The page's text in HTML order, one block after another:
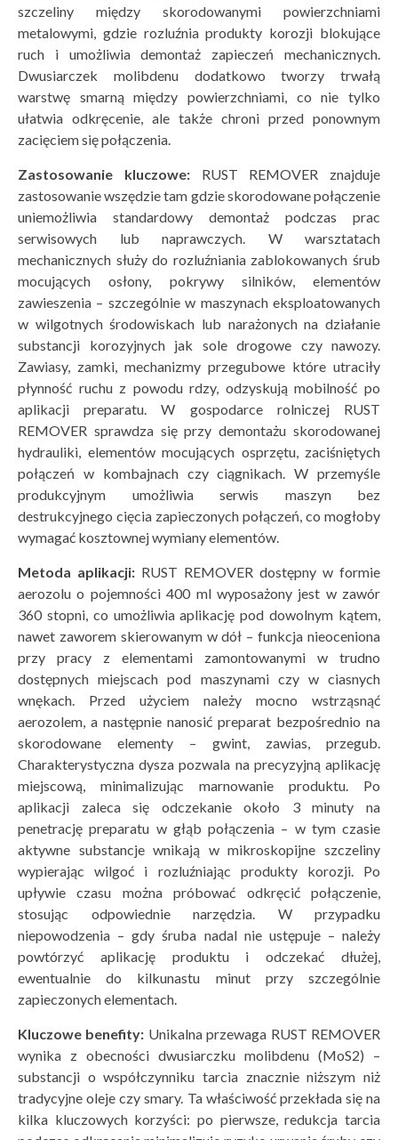
szczeliny między skorodowanymi powierzchniami
metalowymi, gdzie rozluźnia produkty korozji blokujące
ruch i umożliwia demontaż zapieczeń mechanicznych.
Dwusiarczek molibdenu dodatkowo tworzy trwałą
warstwę smarną między powierzchniami, co nie tylko
ułatwia odkręcenie, ale także chroni przed ponownym
zacięciem się połączenia.
Zastosowanie kluczowe:RUST REMOVER znajduje
zastosowanie wszędzie tam gdzie skorodowane połączenie
uniemożliwia standardowy demontaż podczas prac
serwisowych lub naprawczych. W warsztatach
mechanicznych służy do rozluźniania zablokowanych śrub
mocujących osłony, pokrywy silników, elementów
zawieszenia – szczególnie w maszynach eksploatowanych
w wilgotnych środowiskach lub narażonych na działanie
substancji korozyjnych jak sole drogowe czy nawozy.
Zawiasy, zamki, mechanizmy przegubowe które utraciły
płynność ruchu z powodu rdzy, odzyskują mobilność po
aplikacji preparatu. W gospodarce rolniczej RUST
REMOVER sprawdza się przy demontażu skorodowanej
hydrauliki, elementów mocujących osprzętu, zaciśniętych
połączeń w kombajnach czy ciągnikach. W przemyśle
produkcyjnym umożliwia serwis maszyn bez
destrukcyjnego cięcia zapieczonych połączeń, co mogłoby
wymagać kosztownej wymiany elementów.
Metoda aplikacji: RUST REMOVER dostępny w formie
aerozolu o pojemności 400 ml wyposażony jest w zawór
360 stopni, co umożliwia aplikację pod dowolnym kątem,
nawet zaworem skierowanym w dół – funkcja nieoceniona
przy pracy z elementami zamontowanymi w trudno
dostępnych miejscach pod maszynami czy w ciasnych
wnękach. Przed użyciem należy mocno wstrząsnąć
aerozolem, a następnie nanosić preparat bezpośrednio na
skorodowane elementy – gwint, zawias, przegub.
Charakterystyczna dysza pozwala na precyzyjną aplikację
miejscową, minimalizując marnowanie produktu. Po
aplikacji zaleca się odczekanie około 3 minuty na
penetrację preparatu w głąb połączenia – w tym czasie
aktywne substancje wnikają w mikroskopijne szczeliny
wypierając wilgoć i rozluźniając produkty korozji. Po
upływie czasu można próbować odkręcić połączenie,
stosując odpowiednie narzędzia. W przypadku
niepowodzenia – gdy śruba nadal nie ustępuje – należy
powtórzyć aplikację produktu i odczekać dłużej,
ewentualnie do kilkunastu minut przy szczególnie
zapieczonych elementach.
Kluczowe benefity: Unikalna przewaga RUST REMOVER
wynika z obecności dwusiarczku molibdenu (MoS2) –
substancji o współczynniku tarcia znacznie niższym niż
tradycyjne oleje czy smary. Ta właściwość przekłada się na
kilka kluczowych korzyści: po pierwsze, redukcja tarcia